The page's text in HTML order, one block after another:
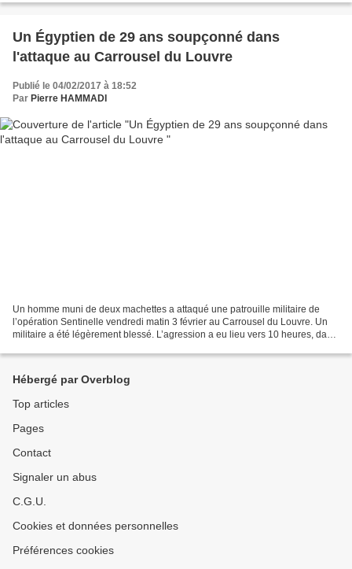
Un Égyptien de 29 ans soupçonné dans
l'attaque au Carrousel du Louvre
Publié le 04/02/2017 à 18:52
Par Pierre HAMMADI
Un homme muni de deux machettes a attaqué une patrouille militaire de
l’opération Sentinelle vendredi matin 3 février au Carrousel du Louvre. Un
militaire a été légèrement blessé. L’agression a eu lieu vers 10 heures, dans
Hébergé par Overblog
Top articles
Pages
Contact
Signaler un abus
C.G.U.
Cookies et données personnelles
Préférences cookies